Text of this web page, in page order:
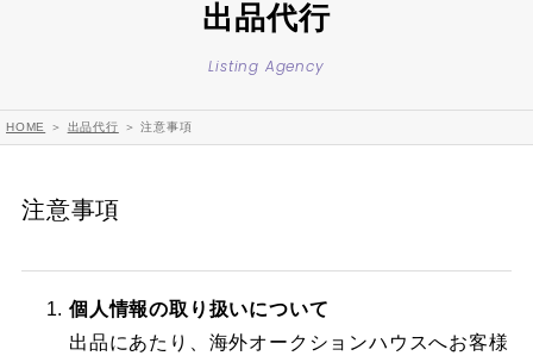
出品代行
Listing Agency
HOME ＞ 出品代行 ＞ 注意事項
注意事項
個人情報の取り扱いについて
出品にあたり、海外オークションハウスへお客様